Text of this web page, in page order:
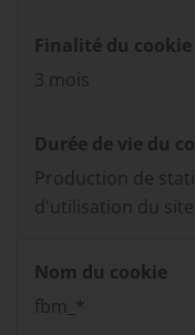
Finalité du cookie
3 mois
Durée de vie du
Production de
d'utilisation du
Nom du cookie
fbm_*